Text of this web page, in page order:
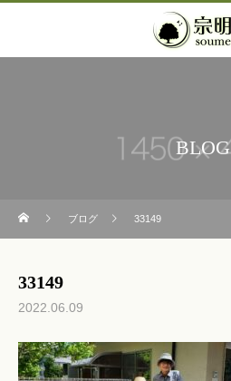
BLOG
ブログ 33149
33149
2022.06.09